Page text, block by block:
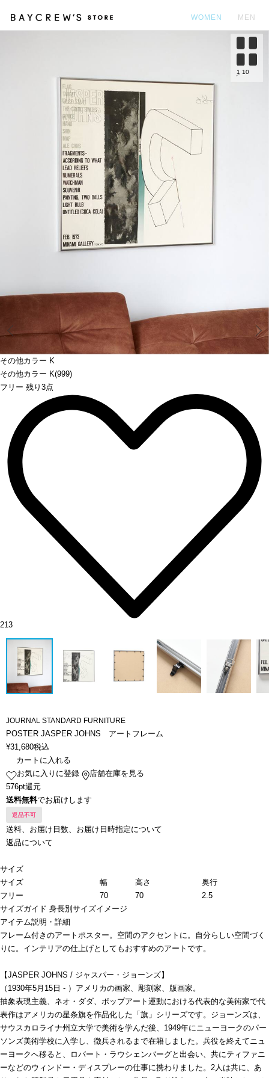
WOMEN MEN
その他カラー K
その他カラー K(999)
フリー 残り3点
1 10
213
JOURNAL STANDARD FURNITURE
POSTER JASPER JOHNS アートフレーム
¥31,680税込
カートに入れる
お気に入りに登録
店舗在庫を見る
576pt還元
送料無料でお届けします
返品不可
送料、お届け日数、お届け日時指定について
返品について
サイズ
サイズ
幅 高さ
奥行
フリー
70 70
2.5
サイズガイド 身長別サイズイメージ
アイテム説明・詳細
フレーム付きのアートポスター。空間のアクセントに。自分らしい空間づく
りに。インテリアの仕上げとしてもおすすめのアートです。
【JASPER JOHNS / ジャスパー・ジョーンズ】
（1930年5月15日 - ）アメリカの画家、彫刻家、版画家。
抽象表現主義、ネオ・ダダ、ポップアート運動における代表的な美術家で代
表作はアメリカの星条旗を作品化した「旗」シリーズです。ジョーンズは、
サウスカロライナ州立大学で美術を学んだ後、1949年にニューヨークのパー
ソンズ美術学校に入学し、徴兵されるまで在籍しました。兵役を終えてニュ
ーヨークへ移ると、ロバート・ラウシェンバーグと出会い、共にティファニ
ーなどのウィンドー・ディスプレーの仕事に携わりました。2人は共に、あ